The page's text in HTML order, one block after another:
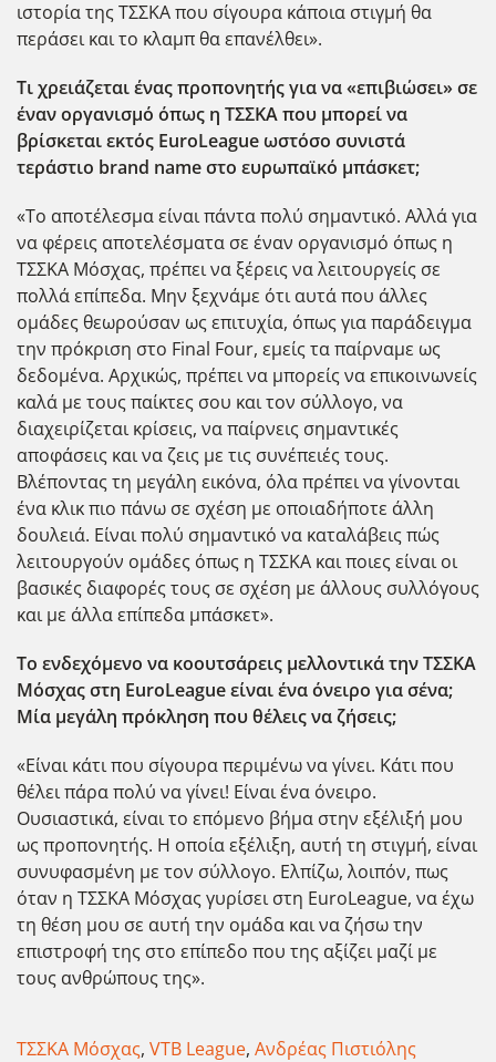
ιστορία της ΤΣΣΚΑ που σίγουρα κάποια στιγμή θα
περάσει και το κλαμπ θα επανέλθει».
Τι χρειάζεται ένας προπονητής για να «επιβιώσει» σε
έναν οργανισμό όπως η ΤΣΣΚΑ που μπορεί να
βρίσκεται εκτός EuroLeagueωστόσο συνιστά
τεράστιο brand nameστο ευρωπαϊκό μπάσκετ;
«Το αποτέλεσμα είναι πάντα πολύ σημαντικό. Αλλά για
να φέρεις αποτελέσματα σε έναν οργανισμό όπως η
ΤΣΣΚΑ Μόσχας, πρέπει να ξέρεις να λειτουργείς σε
πολλά επίπεδα. Μην ξεχνάμε ότι αυτά που άλλες
ομάδες θεωρούσαν ως επιτυχία, όπως για παράδειγμα
την πρόκριση στο Final Four, εμείς τα παίρναμε ως
δεδομένα. Αρχικώς, πρέπει να μπορείς να επικοινωνείς
καλά με τους παίκτες σου και τον σύλλογο, να
διαχειρίζεται κρίσεις, να παίρνεις σημαντικές
αποφάσεις και να ζεις με τις συνέπειές τους.
Βλέποντας τη μεγάλη εικόνα, όλα πρέπει να γίνονται
ένα κλικ πιο πάνω σε σχέση με οποιαδήποτε άλλη
δουλειά. Είναι πολύ σημαντικό να καταλάβεις πώς
λειτουργούν ομάδες όπως η ΤΣΣΚΑ και ποιες είναι οι
βασικές διαφορές τους σε σχέση με άλλους συλλόγους
και με άλλα επίπεδα μπάσκετ».
Το ενδεχόμενο να κοουτσάρεις μελλοντικά την ΤΣΣΚΑ
Μόσχας στη EuroLeagueείναι ένα όνειρο για σένα;
Μία μεγάλη πρόκληση που θέλεις να ζήσεις;
«Είναι κάτι που σίγουρα περιμένω να γίνει. Κάτι που
θέλει πάρα πολύ να γίνει! Είναι ένα όνειρο.
Ουσιαστικά, είναι το επόμενο βήμα στην εξέλιξή μου
ως προπονητής. Η οποία εξέλιξη, αυτή τη στιγμή, είναι
συνυφασμένη με τον σύλλογο. Ελπίζω, λοιπόν, πως
όταν η ΤΣΣΚΑ Μόσχας γυρίσει στη EuroLeague, να έχω
τη θέση μου σε αυτή την ομάδα και να ζήσω την
επιστροφή της στο επίπεδο που της αξίζει μαζί με
τους ανθρώπους της».
ΤΣΣΚΑ Μόσχας, VTB League, Ανδρέας Πιστιόλης